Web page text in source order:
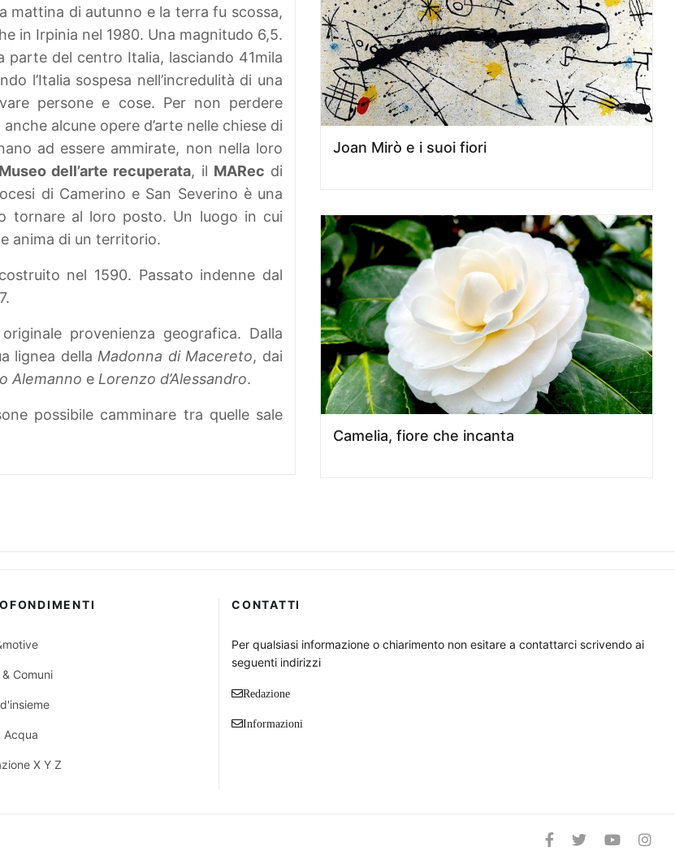
mattina di autunno e la terra fu scossa,
in Irpinia nel 1980. Una magnitudo 6,5.
parte del centro Italia, lasciando 41mila
l’Italia sospesa nell’incredulità di una
persone e cose. Per non perdere
alcune opere d’arte nelle chiese di
ad essere ammirate, non nella loro
Museo dell’arte recuperata, il MARec di
di Camerino e San Severino è una
tornare al loro posto. Un luogo in cui
anima di un territorio.
nel 1590. Passato indenne dal
provenienza geografica. Dalla
lignea dellaMadonna di Macereto, dai
Alemanno e Lorenzo d’Alessandro.
possibile camminare tra quelle sale
Joan Mirò e i suoi fiori
Camelia, fiore che incanta
Comuni
Acqua
X Y Z
CONTATTI
Per qualsiasi informazione o chiarimento non esitare a contattarci scrivendo ai
seguenti indirizzi
Redazione
Informazioni